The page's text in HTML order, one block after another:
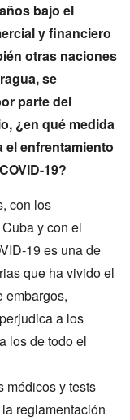
bajo el
y financiero
otras naciones
se
parte del
¿en qué medida
enfrentamiento
19?
con los
y con el
19 es una de
que ha vivido el
embargos,
a los
los de todo el
médicos y tests
reglamentación